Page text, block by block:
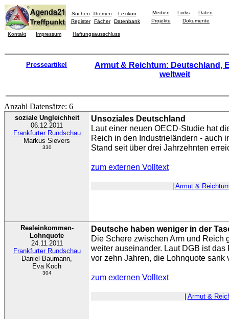
Suchen Themen
Lexikon
Register
Fächer Datenbank
Medien Links
Daten
Projekte
Dokumente
Kontakt Impressum Haftungsausschluss
Presseartikel
Armut & Reichtum: Deutschland,
weltweit
Anzahl Datensätze: 6
soziale Ungleichheit
06.12.2011
Frankfurter Rundschau
Markus Sievers
330
Unsoziales Deutschland
Laut einer neuen OECD-Studie hat
Reich in den Industrieländern - auch
Stand seit über drei Jahrzehnten
zum externen Volltext
Armut &
Realeinkommen-
Lohnquote
24.11.2011
Frankfurter Rundschau
Daniel Baumann,
Eva Koch
304
Deutsche haben weniger in der
Die Schere zwischen Arm und Reich
weiter auseinander. Laut DGB ist
vor zehn Jahren, die Lohnquote sank
zum externen Volltext
Armut &